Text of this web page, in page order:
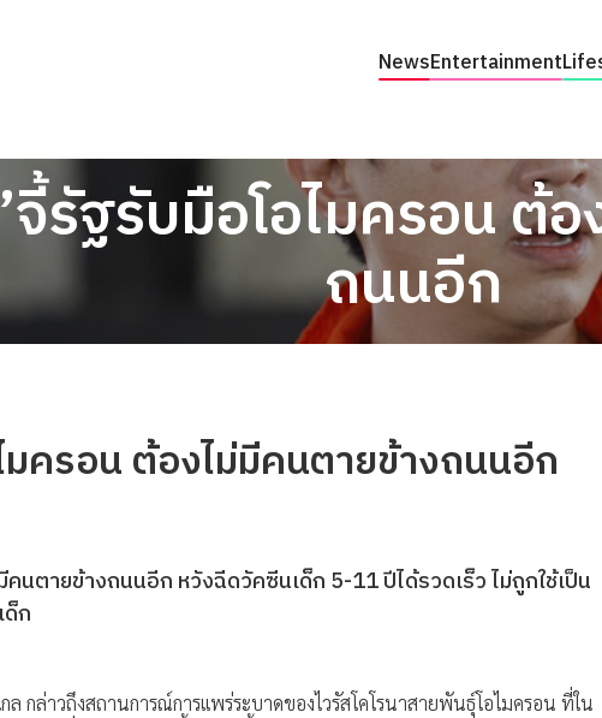
NewsEntertainment
รัฐรับมือโอไมครอน ต้
ถนนอีก
มครอน ต้องไม่มีคนตายข้างถนนอีก
นตายข้างถนนอีก หวังฉีดวัคซีนเด็ก 5-11 ปีได้รวดเร็ว ไม่ถูกใช้เป็น
ด็ก
กล่าวถึงสถานการณ์การเเพร่ระบาดของไวรัสโคโรนาสายพันธุ์โอไมครอน ที่ใน